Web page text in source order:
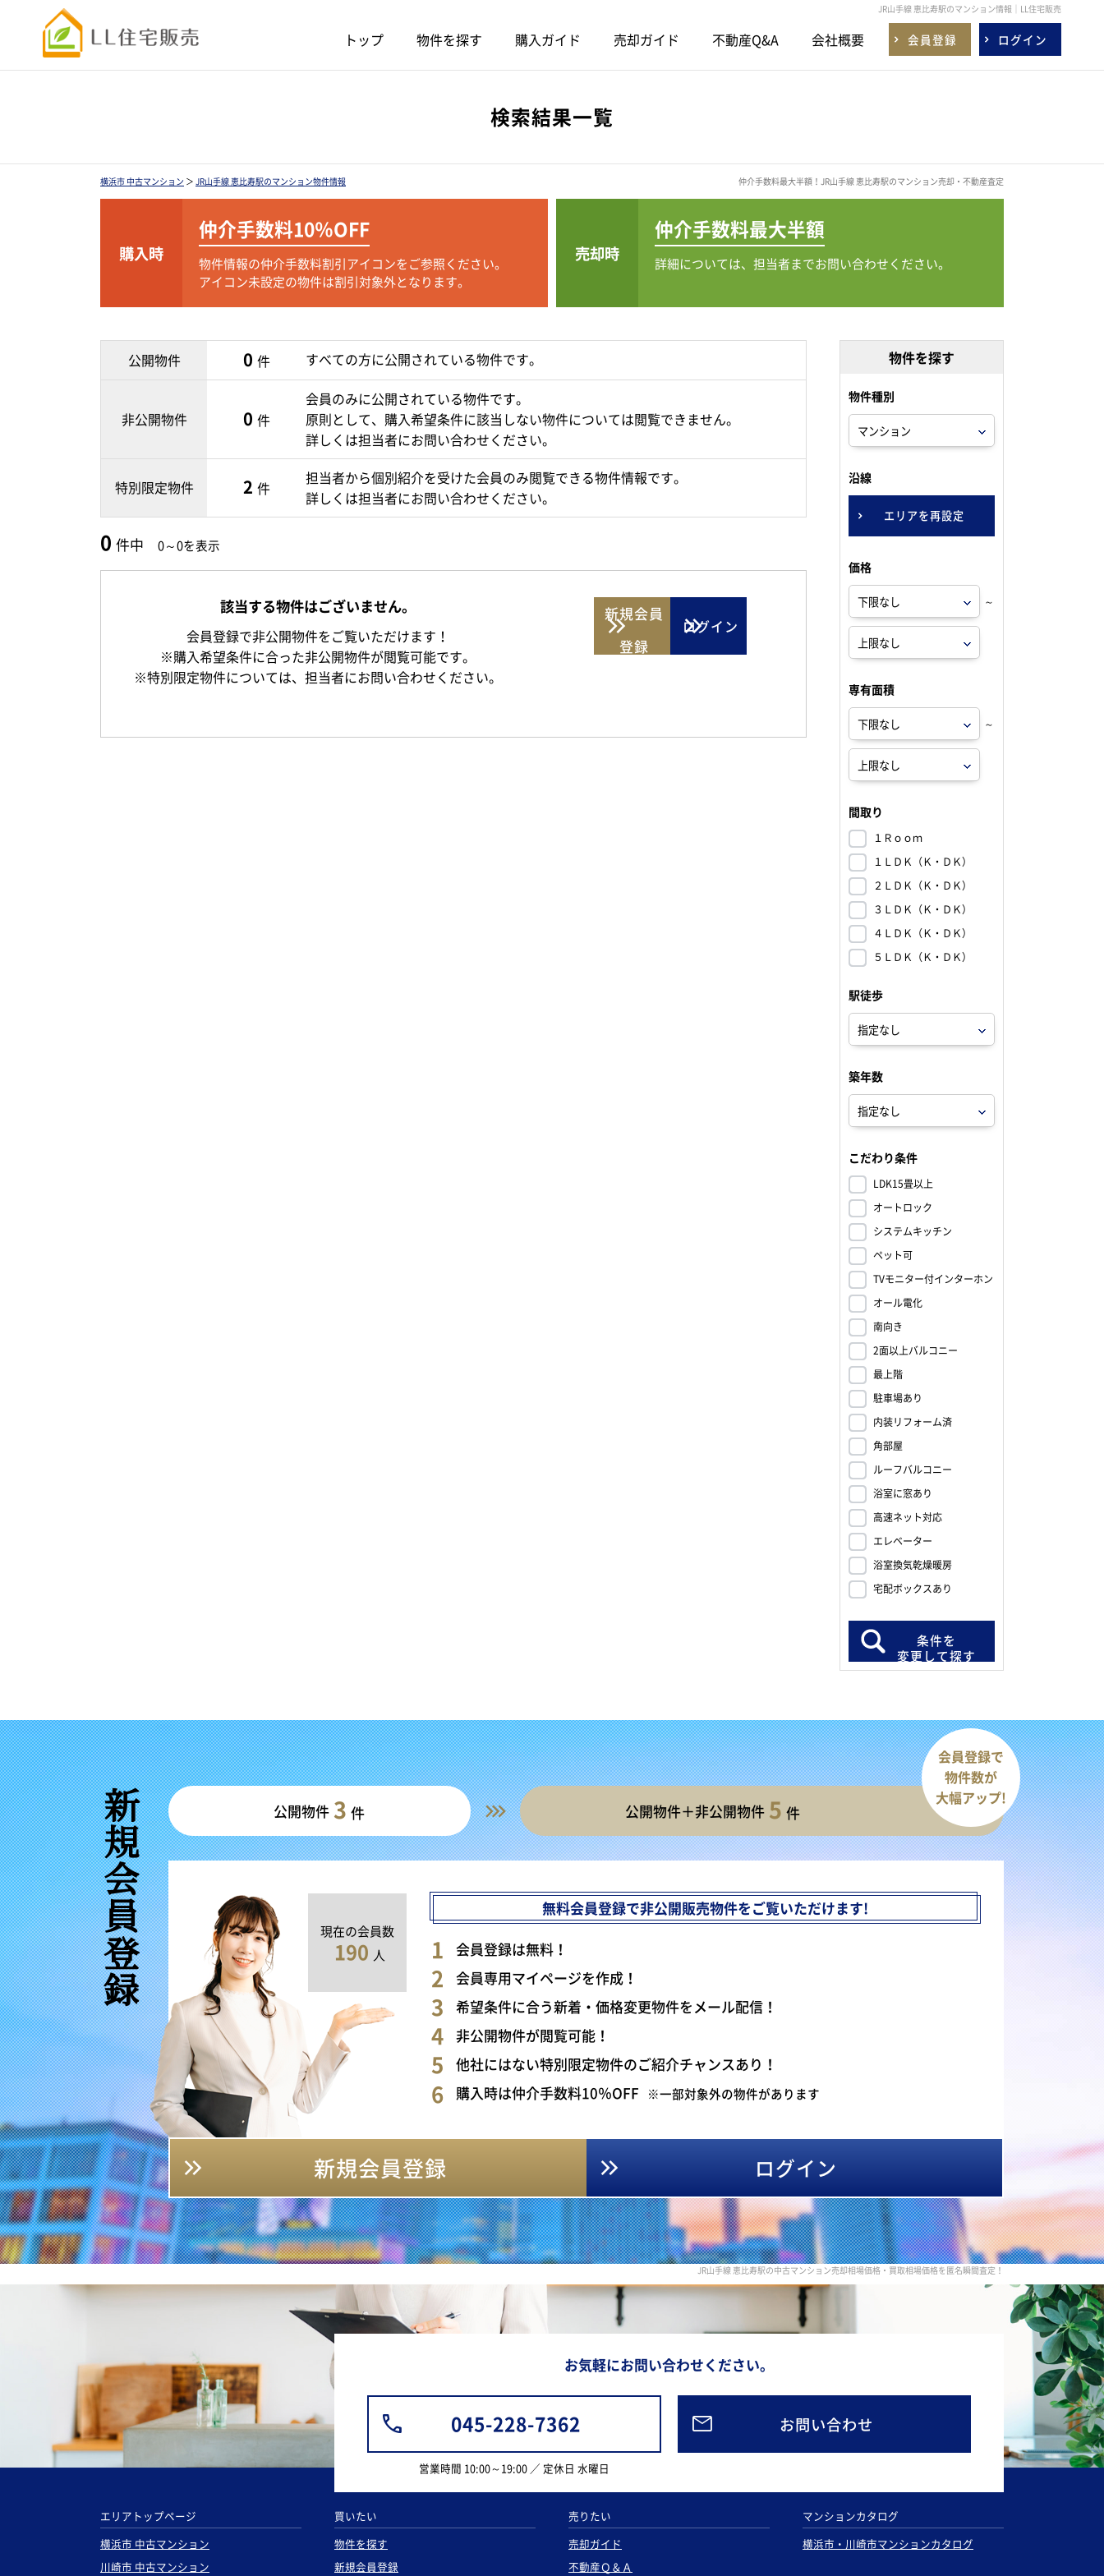
JR山手線 恵比寿駅のマンション情報｜LL住宅販売
トップ 物件を探す 購入ガイド 売却ガイド 不動産Q&A 会社概要 会員登録 ログイン
検索結果一覧
横浜市 中古マンション ＞ JR山手線 恵比寿駅のマンション物件情報 仲介手数料最大半額！JR山手線 恵比寿駅のマンション売却・不動産査定
購入時
仲介手数料10％OFF
物件情報の仲介手数料割引アイコンをご参照ください。
アイコン未設定の物件は割引対象外となります。
売却時
仲介手数料最大半額
詳細については、担当者までお問い合わせください。
公開物件 0 件 すべての方に公開されている物件です。
非公開物件 0 件
会員のみに公開されている物件です。
原則として、購入希望条件に該当しない物件については閲覧できません。
詳しくは担当者にお問い合わせください。
特別限定物件 2 件
担当者から個別紹介を受けた会員のみ閲覧できる物件情報です。
詳しくは担当者にお問い合わせください。
0 件中 0～0を表示
該当する物件はございません。
会員登録で非公開物件をご覧いただけます！
※購入希望条件に合った非公開物件が閲覧可能です。
※特別限定物件については、担当者にお問い合わせください。
新規会員
登録
ログイン
物件を探す
物件種別
沿線
エリアを再設定
価格
～
専有面積
～
間取り
１Ｒｏｏｍ
１ＬＤＫ（Ｋ・ＤＫ）
２ＬＤＫ（Ｋ・ＤＫ）
３ＬＤＫ（Ｋ・ＤＫ）
４ＬＤＫ（Ｋ・ＤＫ）
５ＬＤＫ（Ｋ・ＤＫ）
駅徒歩
築年数
こだわり条件
LDK15畳以上
オートロック
システムキッチン
ペット可
TVモニター付インターホン
オール電化
南向き
2面以上バルコニー
最上階
駐車場あり
内装リフォーム済
角部屋
ルーフバルコニー
浴室に窓あり
高速ネット対応
エレベーター
浴室換気乾燥暖房
宅配ボックスあり
条件を
変更して探す
新規会員登録 公開物件 3 件 公開物件＋非公開物件 5 件
会員登録で
物件数が
大幅アップ!
現在の会員数
190 人
無料会員登録で非公開販売物件をご覧いただけます!
会員登録は無料！
会員専用マイページを作成！
希望条件に合う新着・価格変更物件をメール配信！
非公開物件が閲覧可能！
他社にはない特別限定物件のご紹介チャンスあり！
購入時は仲介手数料10％OFF ※一部対象外の物件があります
新規会員登録 ログイン
JR山手線 恵比寿駅の中古マンション売却相場価格・買取相場価格を匿名瞬間査定！
お気軽にお問い合わせください。
045-228-7362
営業時間 10:00～19:00 ／ 定休日 水曜日
お問い合わせ
エリアトップページ
横浜市 中古マンション
川崎市 中古マンション
買いたい
物件を探す
新規会員登録
売りたい
売却ガイド
不動産Ｑ＆Ａ
マンションカタログ
横浜市・川崎市マンションカタログ